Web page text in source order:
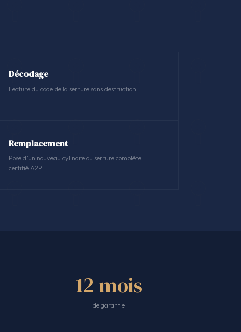
Décodage
Lecture du code de la serrure sans destruction.
Remplacement
Pose d'un nouveau cylindre ou serrure complète
certifié A2P.
12 mois
de garantie